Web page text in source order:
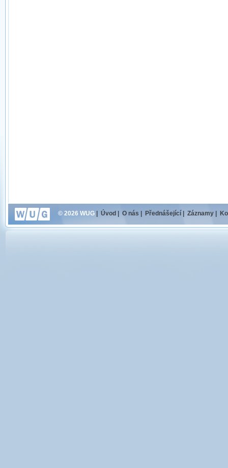
© 2026 WUG Úvod O nás Přednášející Záznamy